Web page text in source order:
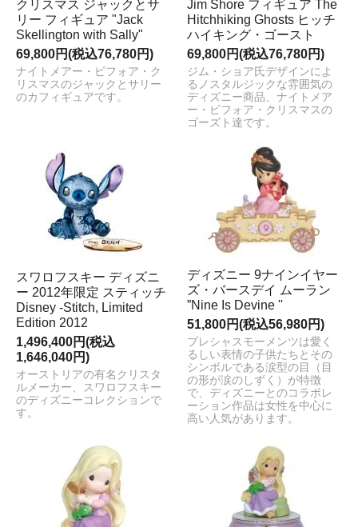
クリスマス ジャックとサ
リー フィギュア "Jack
Skellington with Sally"
69,800円(税込76,780円)
ナイトメアー・ビフォア・ク
リスマスのジャックとサリー
のカフィギュアです。
Jim Shore フィギュア The
Hitchhiking Ghosts ヒッチ
ハイキング・ゴースト
69,800円(税込76,780円)
ジム・ショア氏デザインによ
るノスタルジックな雰囲気の
ディズニー商品、ナイトメア
ー・ビフォア・クリスマスの
ゴーズト達です。
スワロフスキー ディズニ
ー 2012年限定 スティッチ
Disney -Stitch, Limited
Edition 2012
1,496,400円(税込
1,646,040円)
オーストリアの有名クリスタ
ルメーカー、スワロフスキー
のディズニーコレクションで
す。
ディズニー 9ナインイヤー
ズ・バースデイ ムーラン
”Nine Is Devine ''
51,800円(税込56,980円)
プレシャスモーメンツは愛く
るしい表情の子供たちとその
シンボルである涙型の目（目
の形が涙のしずく）が特徴
で、ディズニーとのコラボレ
ーション作品は女性を中心に
高い人気があります。